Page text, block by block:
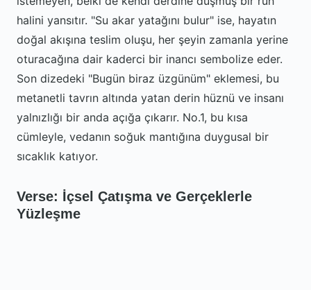
halini yansıtır. "Su akar yatağını bulur" ise, hayatın
doğal akışına teslim oluşu, her şeyin zamanla yerine
oturacağına dair kaderci bir inancı sembolize eder.
Son dizedeki "Bugün biraz üzgünüm" eklemesi, bu
metanetli tavrın altında yatan derin hüznü ve insanı
yalnızlığı bir anda açığa çıkarır. No.1, bu kısa
cümleyle, vedanın soğuk mantığına duygusal bir
sıcaklık katıyor.
Verse: İçsel Çatışma ve Gerçeklerle
Yüzleşme